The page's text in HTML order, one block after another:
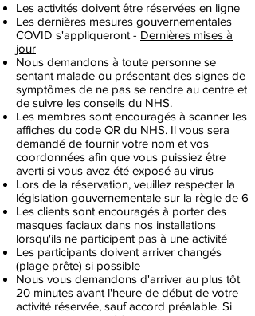
Les activités doivent être réservées en ligne
Les dernières mesures gouvernementales
COVID s'appliqueront - Dernières mises à
jour
Nous demandons à toute personne se
sentant malade ou présentant des signes de
symptômes de ne pas se rendre au centre et
de suivre les conseils du NHS.
Les membres sont encouragés à scanner les
affiches du code QR du NHS. Il vous sera
demandé de fournir votre nom et vos
coordonnées afin que vous puissiez être
averti si vous avez été exposé au virus
Lors de la réservation, veuillez respecter la
législation gouvernementale sur la règle de 6
Les clients sont encouragés à porter des
masques faciaux dans nos installations
lorsqu'ils ne participent pas à une activité
Les participants doivent arriver changés
(plage prête) si possible
Nous vous demandons d'arriver au plus tôt
20 minutes avant l'heure de début de votre
activité réservée, sauf accord préalable. Si